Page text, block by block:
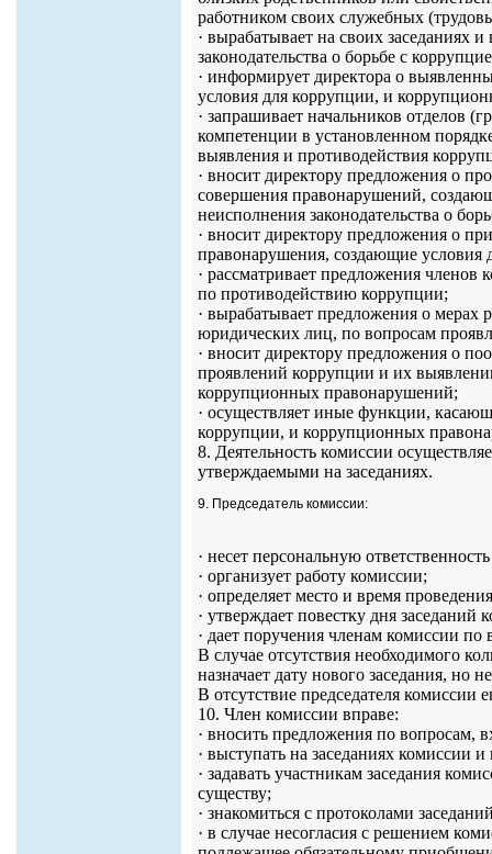
работником своих служебных
· вырабатывает на своих заседаниях
законодательства о борьбе с
· информирует директора о
условия для коррупции, и
· запрашивает начальников отделов
компетенции в установленном
выявления и противодействия
· вносит директору предложения о
совершения правонарушений,
неисполнения законодательства о
· вносит директору предложения о
правонарушения, создающие
· рассматривает предложения
по противодействию коррупции;
· вырабатывает предложения о
юридических лиц, по вопросам
· вносит директору предложения о
проявлений коррупции и их
коррупционных правонарушений;
· осуществляет иные функции,
коррупции, и коррупционных
8. Деятельность комиссии
утверждаемыми на заседаниях.
9. Председатель комиссии:
· несет персональную
· организует работу комиссии;
· определяет место и время
· утверждает повестку дня заседаний
· дает поручения членам комиссии по
В случае отсутствия необходимого
назначает дату нового заседания, но
В отсутствие председателя комиссии
10. Член комиссии вправе:
· вносить предложения по
· выступать на заседаниях комиссии
· задавать участникам заседания
существу;
· знакомиться с протоколами
· в случае несогласия с решением